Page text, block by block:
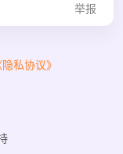
举报
隐私协议》